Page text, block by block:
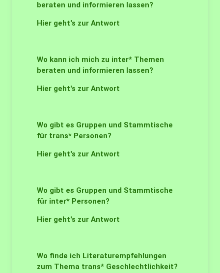
beraten und informieren lassen?
Hier geht's zur Antwort
Wo kann ich mich zu inter* Themen
beraten und informieren lassen?
Hier geht's zur Antwort
Wo gibt es Gruppen und Stammtische
für trans* Personen?
Hier geht's zur Antwort
Wo gibt es Gruppen und Stammtische
für inter* Personen?
Hier geht's zur Antwort
Wo finde ich Literaturempfehlungen
zum Thema trans* Geschlechtlichkeit?